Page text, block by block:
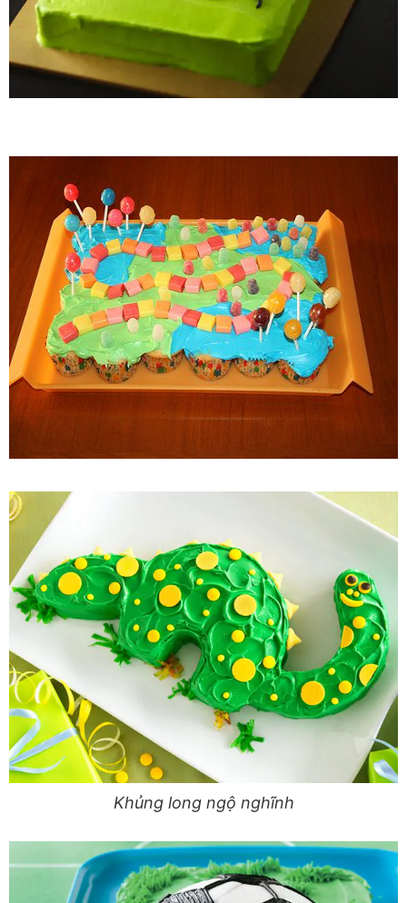
Khủng long ngộ nghĩnh